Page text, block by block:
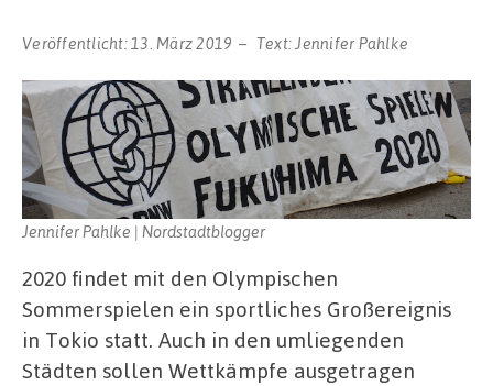
Veröffentlicht: 13. März 2019 Text: Jennifer Pahlke
Jennifer Pahlke | Nordstadtblogger
2020 findet mit den Olympischen
Sommerspielen ein sportliches Großereignis
in Tokio statt. Auch in den umliegenden
Städten sollen Wettkämpfe ausgetragen